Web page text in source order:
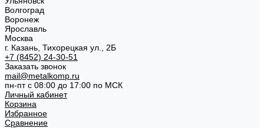
Волгоград
Воронеж
Ярославль
Москва
г. Казань, Тихорецкая ул., 2Б
+7 (8452) 24-30-51
Заказать звонок
mail@metalkomp.ru
пн-пт с 08:00 до 17:00 по МСК
Личный кабинет
Корзина
Избранное
Сравнение